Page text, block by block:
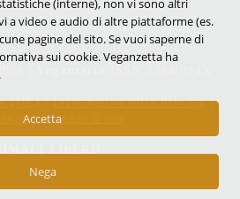
|
(UE)|Informativa sulla Privacy|
e Licenza d'uso
(interne), non vi sono altri
a video e audio di altre piattaforme (es.
pagine del sito. Se vuoi saperne di
sui cookie. Veganzetta ha
Accetta
Nega